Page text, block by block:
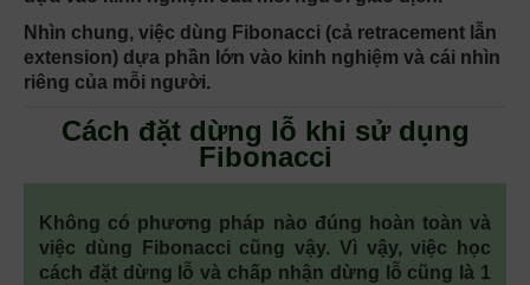
Nhìn chung, việc dùng Fibonacci (cả retracement lẫn
extension) dựa phần lớn vào kinh nghiệm và cái nhìn
riêng của mỗi người.
Cách đặt dừng lỗ khi sử dụng
Fibonacci
Không có phương pháp nào đúng hoàn toàn và
việc dùng Fibonacci cũng vậy. Vì vậy, việc học
cách đặt dừng lỗ và chấp nhận dừng lỗ cũng là 1